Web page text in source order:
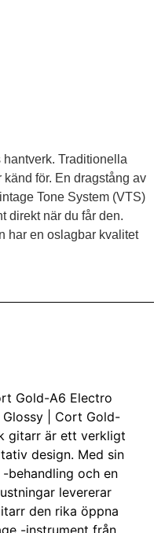
Traditionella
för. En dragstång av
Tone System (VTS)
direkt när du får den.
har en oslagbar kvalitet